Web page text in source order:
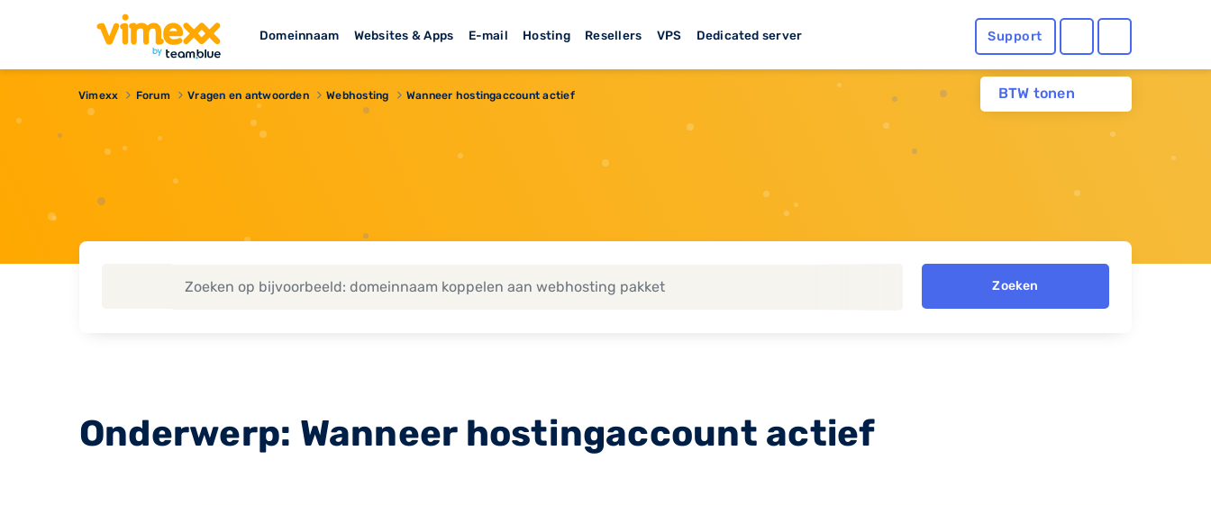
Domeinnaam Websites & Apps E-mail Hosting Resellers VPS Dedicated server Support
BTW tonen
Vimexx Forum Vragen en antwoorden Webhosting Wanneer hostingaccount actief
Zoeken
Onderwerp: Wanneer hostingaccount actief